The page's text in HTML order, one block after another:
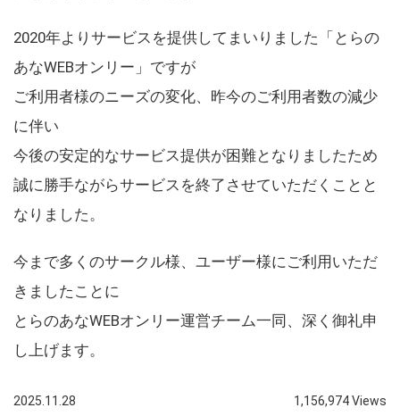
2020年よりサービスを提供してまいりました「とらの
あなWEBオンリー」ですが
ご利用者様のニーズの変化、昨今のご利用者数の減少
に伴い
今後の安定的なサービス提供が困難となりましたため
誠に勝手ながらサービスを終了させていただくことと
なりました。
今まで多くのサークル様、ユーザー様にご利用いただ
きましたことに
とらのあなWEBオンリー運営チーム一同、深く御礼申
し上げます。
2025.11.28 1,156,974 Views